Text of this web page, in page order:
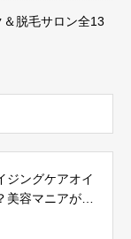
脱毛サロン全13
ジングケアオイ
容マニアが実